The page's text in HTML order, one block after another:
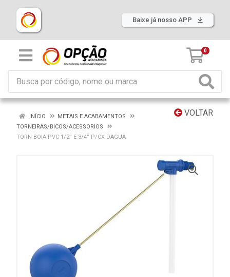
Baixe já nosso APP
0
VOLTAR
INÍCIO
METAIS E ACABAMENTOS
TORNEIRAS/BICOS/ACESSORIOS
TORN BOIA PVC 1/2” E 3/4” P/CX DAGUA